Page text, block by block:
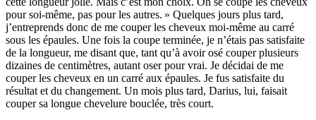
pour soi-même, pas pour les autres. » Quelques jours plus tard,
j’entreprends donc de me couper les cheveux moi-même au carré
sous les épaules. Une fois la coupe terminée, je n’étais pas satisfaite
de la longueur, me disant que, tant qu’à avoir osé couper plusieurs
dizaines de centimètres, autant oser pour vrai. Je décidai de me
couper les cheveux en un carré aux épaules. Je fus satisfaite du
résultat et du changement. Un mois plus tard, Darius, lui, faisait
couper sa longue chevelure bouclée, très court.